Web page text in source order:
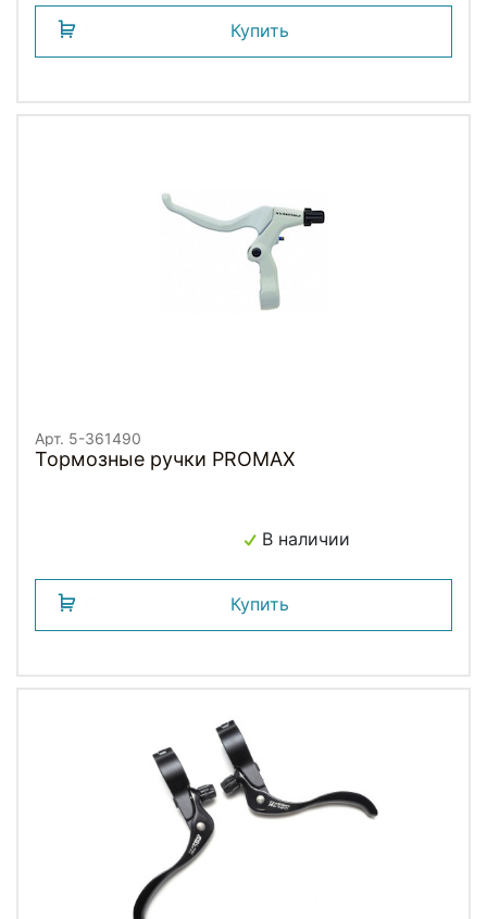
Купить
Арт. 5-361490
Тормозные ручки PROMAX
В наличии
Купить